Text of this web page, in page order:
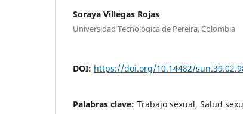
Soraya Villegas Rojas
Universidad Tecnológica de Pereira, Colombia
DOI: https://doi.org/10.14482/
Palabras clave: Trabajo sexual, Salud